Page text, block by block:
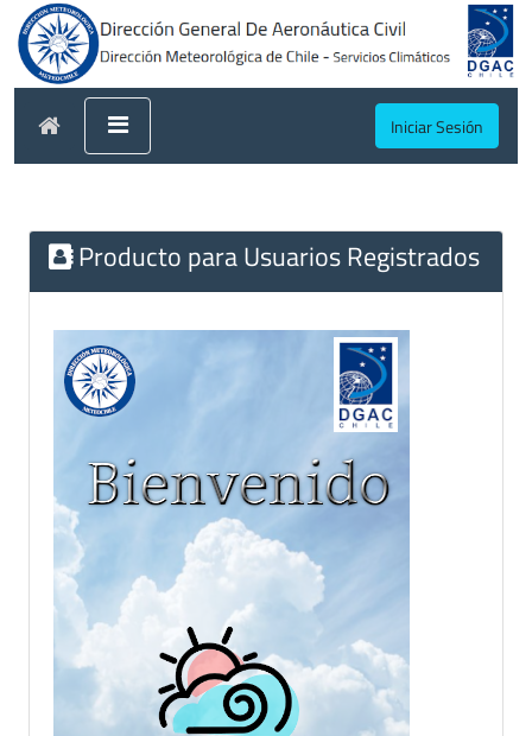
Iniciar Sesión
Producto para Usuarios Registrados